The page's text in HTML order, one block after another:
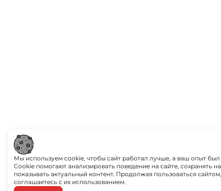
Мы используем cookie, чтобы сайт работал лучше, а ваш опыт
Cookie помогают анализировать поведение на сайте, сохранять
показывать актуальный контент. Продолжая пользоваться
соглашаетесь с их использованием.